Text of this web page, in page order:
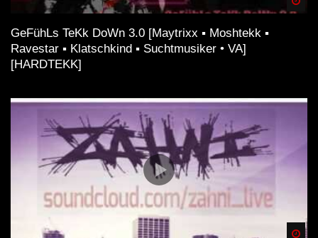
GeFühLs TeKk DoWn 3.0 [Maytrixx ▪ Moshtekk ▪
Ravestar ▪ Klatschkind ▪ Suchtmusiker • VA]
[HARDTEKK]